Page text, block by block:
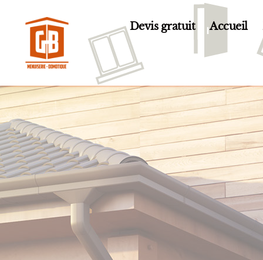
Menuiserie
et
Domotique
en
Essonne
Devis gratuit Accueil